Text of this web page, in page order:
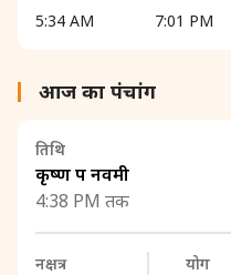
5:34 AM
7:01 PM
आज का पंचांग
तिथि
कृष्ण पक्ष नवमी
4:38 PM तक
नक्षत्र योग